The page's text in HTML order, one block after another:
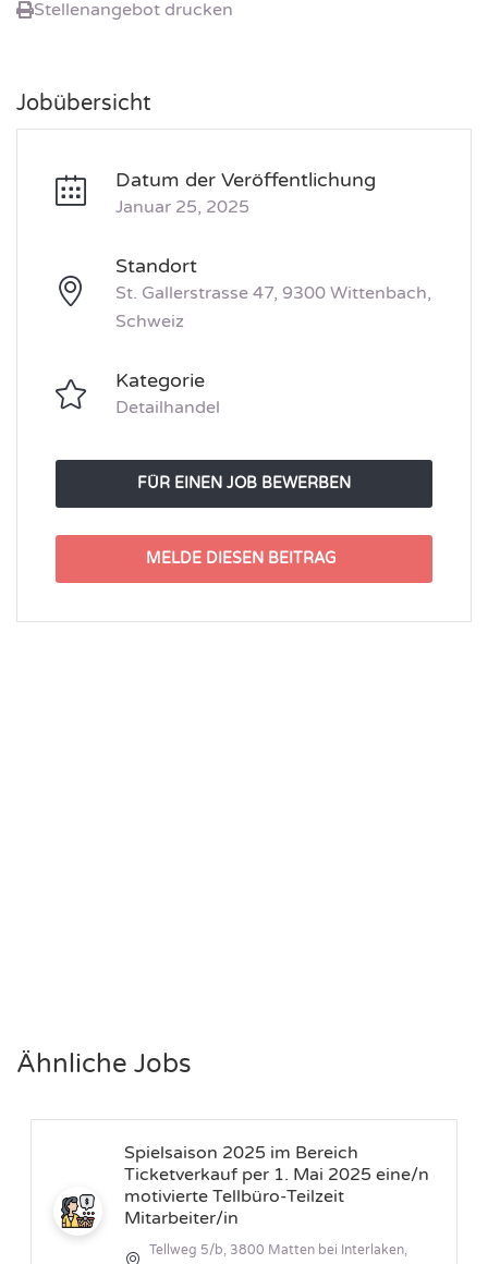
Stellenangebot drucken
Jobübersicht
Datum der Veröffentlichung
Januar 25, 2025
Standort
St. Gallerstrasse 47, 9300 Wittenbach,
Schweiz
Kategorie
Detailhandel
FÜR EINEN JOB BEWERBEN
MELDE DIESEN BEITRAG
Ähnliche Jobs
Spielsaison 2025 im Bereich
Ticketverkauf per 1. Mai 2025 eine/n
motivierte Tellbüro-Teilzeit
Mitarbeiter/in
Tellweg 5/b, 3800 Matten bei Interlaken,